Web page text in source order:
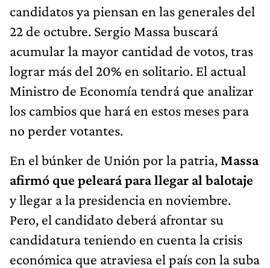
candidatos ya piensan en las generales del
22 de octubre. Sergio Massa buscará
acumular la mayor cantidad de votos, tras
lograr más del 20% en solitario. El actual
Ministro de Economía tendrá que analizar
los cambios que hará en estos meses para
no perder votantes.
En el búnker de Unión por la patria, Massa
afirmó que peleará para llegar al balotaje
y llegar a la presidencia en noviembre.
Pero, el candidato deberá afrontar su
candidatura teniendo en cuenta la crisis
económica que atraviesa el país con la suba